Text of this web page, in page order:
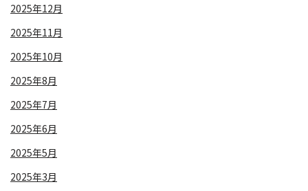
2025年12月
2025年11月
2025年10月
2025年8月
2025年7月
2025年6月
2025年5月
2025年3月